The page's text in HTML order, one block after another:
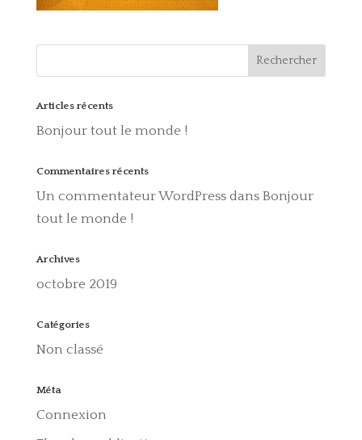
Articles récents
Bonjour tout le monde !
Commentaires récents
Un commentateur WordPressdans Bonjour
tout le monde !
Archives
octobre 2019
Catégories
Non classé
Méta
Connexion